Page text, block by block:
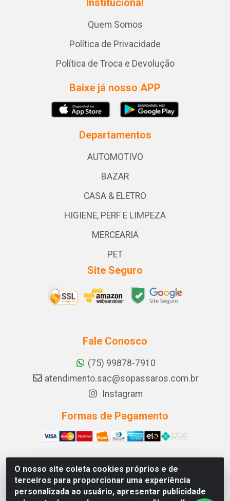
O nosso site coleta cookies próprios e de
terceiros para proporcionar uma experiência
personalizada ao usuário, apresentar publicidade
Institucional
Quem Somos
Política de Privacidade
Política de Troca e Devolução
Baixe já nosso APP
Departamentos
AUTOMOTIVO
BAZAR
CASA & ELETRO
HIGIENE, PERF E LIMPEZA
MERCEARIA
PET
Site Seguro
Fale Conosco
(75) 99878-7910
atendimento.sac@sopassaros.com.br
Instagram
Formas de Pagamento
A PINA DOS SANTOS DELEZZOTTE LTDA - RODOVIA BA
233, 27 - ZONA RURAL, ITABERABA/BA - CEP 46.880-
000 - CNPJ 30.578.948/0001-90